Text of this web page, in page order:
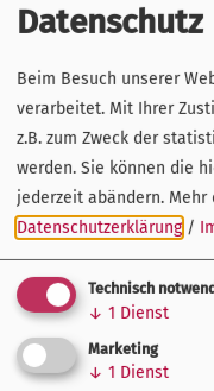
Ausgezeichnetes
Datenschutz
Beim Besuch unserer
verarbeitet. Mit Ihrer
z.B. zum Zweck der
werden. Sie können die
jederzeit abändern. Mehr
Datenschutzerklärung /
Technisch
↓ 1 Dienst
Marketing
↓ 1 Dienst